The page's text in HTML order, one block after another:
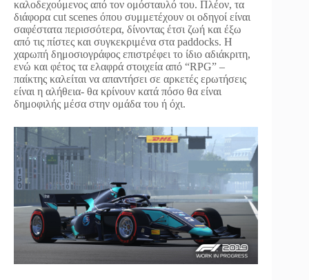
καλοδεχούμενος από τον ομόσταυλό του. Πλέον, τα
διάφορα cut scenes όπου συμμετέχουν οι οδηγοί είναι
σαφέστατα περισσότερα, δίνοντας έτσι ζωή και έξω
από τις πίστες και συγκεκριμένα στα paddocks. Η
χαρωπή δημοσιογράφος επιστρέφει το ίδιο αδιάκριτη,
ενώ και φέτος τα ελαφρά στοιχεία από “RPG” –
παίκτης καλείται να απαντήσει σε αρκετές ερωτήσεις
είναι η αλήθεια- θα κρίνουν κατά πόσο θα είναι
δημοφιλής μέσα στην ομάδα του ή όχι.